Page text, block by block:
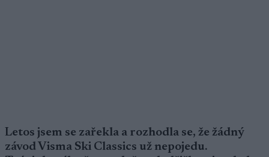
Letos jsem se zařekla a rozhodla se, že žádný
závod Visma Ski Classics už nepojedu.